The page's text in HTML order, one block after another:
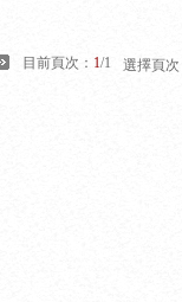
目前頁次： 1/1 選擇頁